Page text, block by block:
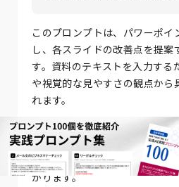
このプロンプトは、パワーポイ
し、各スライドの改善点を提案
す。資料のテキストを入力する
や視覚的な見やすさの観点から
れます。
工夫されている点は、出力形式
口語体に限定し、専門用語はそ
これにより、整理案がすぐに理
がります。